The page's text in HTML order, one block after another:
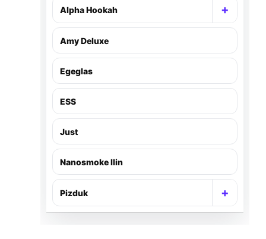
Alpha Hookah +
Amy Deluxe
Egeglas
ESS
Just
Nanosmoke Ilin
Pizduk +